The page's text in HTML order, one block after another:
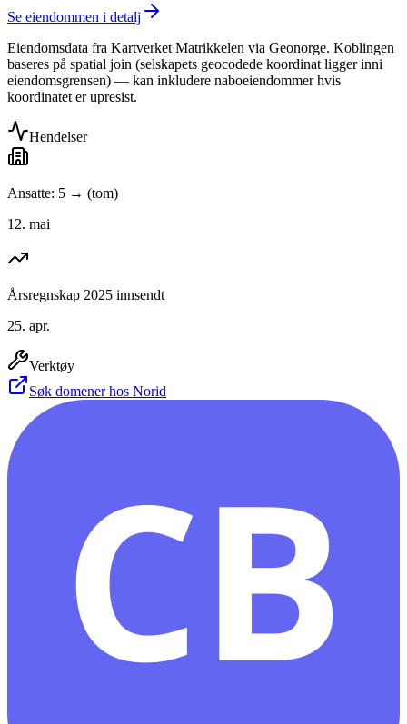
Se eiendommen i detalj
Eiendomsdata fra Kartverket Matrikkelen via Geonorge. Koblingen
baseres på spatial join (selskapets geocodede koordinat ligger inni
eiendomsgrensen) — kan inkludere naboeiendommer hvis
koordinatet er upresist.
Hendelser
Ansatte: 5 → (tom)
12. mai
Årsregnskap 2025 innsendt
25. apr.
Verktøy
Søk domener hos Norid
CB